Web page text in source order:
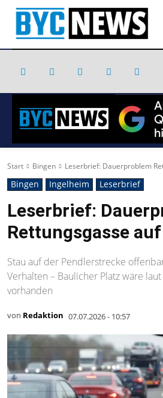
Start Bingen Leserbrief: Dauerproblem
Bingen Ingelheim Leserbrief
Leserbrief:
Rettungsgasse
Stau auf der Pendlerstrecke
Verhalten – Baulicher Platz wäre
vorhanden
von Redaktion 07.07.2026 - 10:57